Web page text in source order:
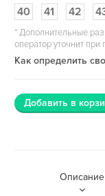
40 41 42
*Дополнительные
оператор уточнит
Как определить
Добавить в
Описание